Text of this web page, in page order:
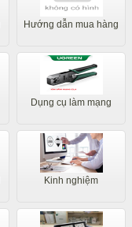
Hướng dẫn mua hàng
Dụng cụ làm mạng
Kinh nghiệm